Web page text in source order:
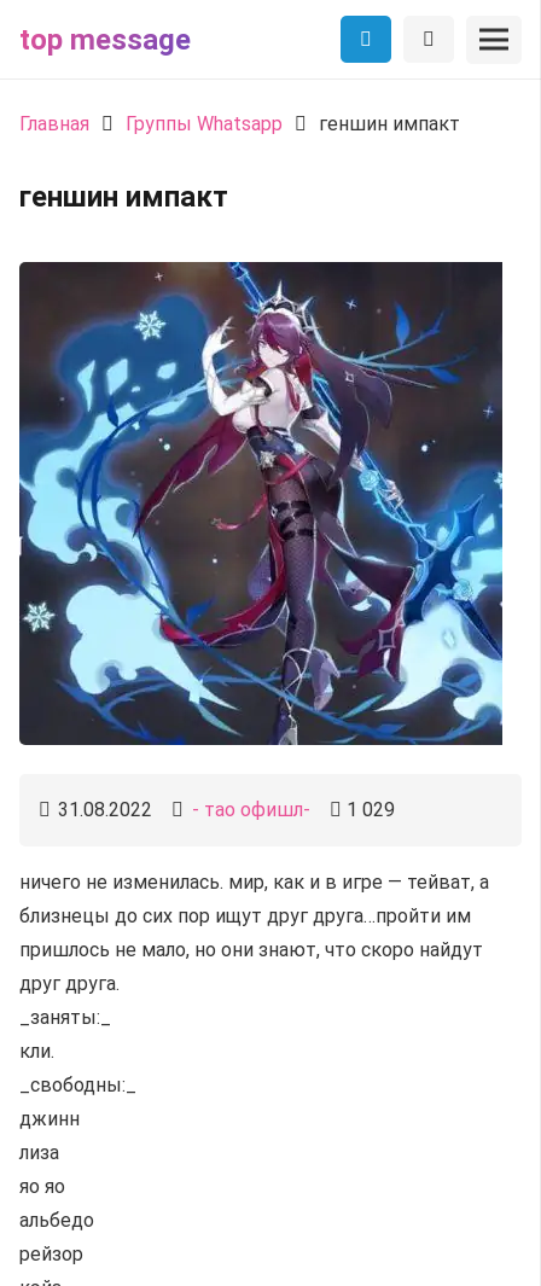
top message
Главная Группы Whatsapp геншин импакт
геншин импакт
31.08.2022 - тао офишл- 1 029
ничего не изменилась. мир, как и в игре — тейват, а
близнецы до сих пор ищут друг друга…пройти им
пришлось не мало, но они знают, что скоро найдут
друг друга.
_заняты:_
кли.
_свободны:_
джинн
лиза
яо яо
альбедо
рейзор